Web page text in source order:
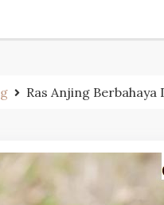
Ras Anjing Berbahaya